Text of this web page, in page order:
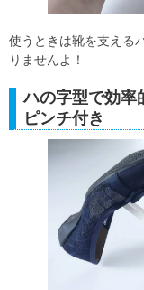
使うときは靴を支える
りませんよ！
ハの字型で効率
ピンチ付き